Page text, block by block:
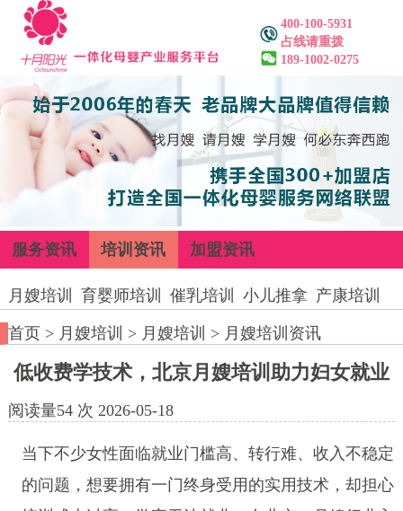
400-100-5931
占线请重拨
189-1002-0275
服务资讯 培训资讯 加盟资讯
月嫂培训 育婴师培训 催乳培训 小儿推拿 产康培训
首页> 月嫂培训 > 月嫂培训 > 月嫂培训资讯
低收费学技术，北京月嫂培训助力妇女就业
阅读量54 次 2026-05-18
当下不少女性面临就业门槛高、转行难、收入不稳定
的问题，想要拥有一门终身受用的实用技术，却担心